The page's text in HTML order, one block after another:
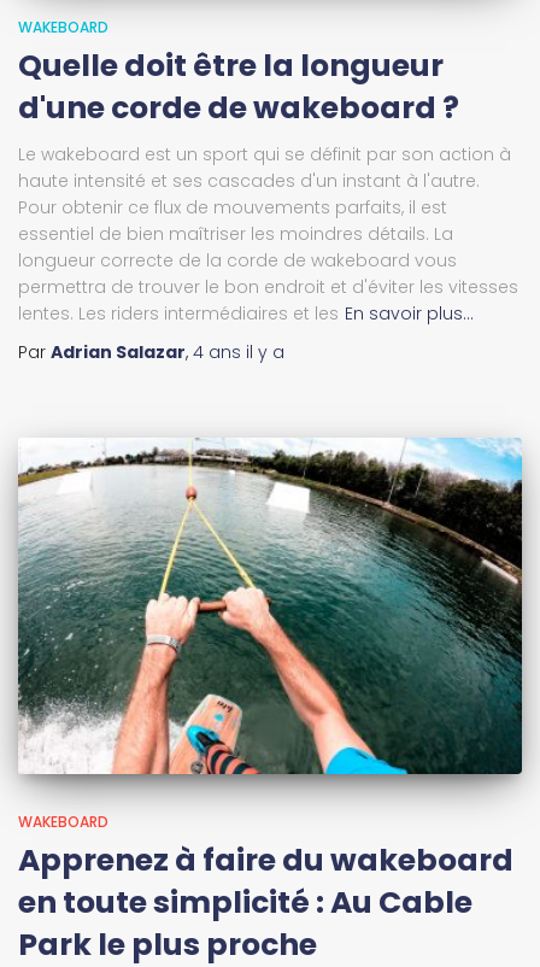
WAKEBOARD
Quelle doit être la longueur
d'une corde de wakeboard ?
Le wakeboard est un sport qui se définit par son action à
haute intensité et ses cascades d'un instant à l'autre.
Pour obtenir ce flux de mouvements parfaits, il est
essentiel de bien maîtriser les moindres détails. La
longueur correcte de la corde de wakeboard vous
permettra de trouver le bon endroit et d'éviter les vitesses
lentes. Les riders intermédiaires et les En savoir plus…
Par Adrian Salazar, 4 ans il y a
WAKEBOARD
Apprenez à faire du wakeboard
en toute simplicité : Au Cable
Park le plus proche